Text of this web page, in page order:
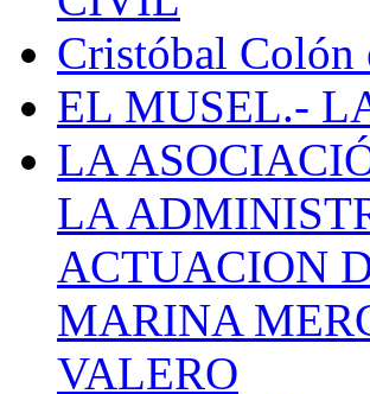
Cristóbal Colón
EL MUSEL.-
LA
LA
ACTUACION
MARINA
VALERO